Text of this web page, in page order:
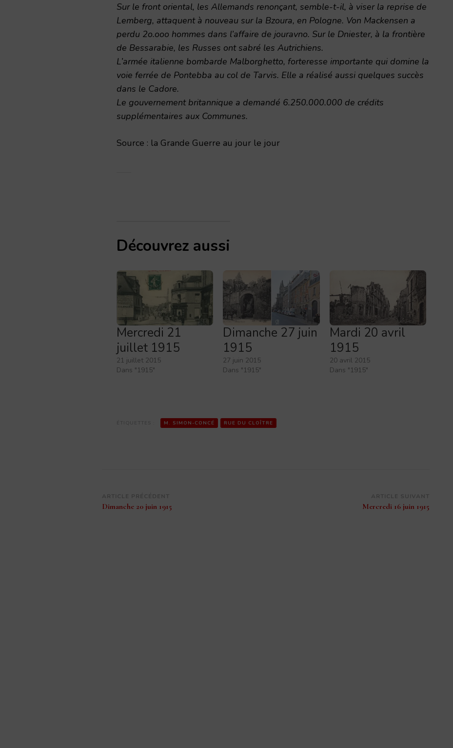
Sur le front oriental, les Allemands renonçant, semble-t-il, à viser la reprise de
Lemberg, attaquent à nouveau sur la Bzoura, en Pologne. Von Mackensen a
perdu 2o.ooo hommes dans l’affaire de jouravno. Sur le Dniester, à la frontière
de Bessarabie, les Russes ont sabré les Autrichiens.
L’armée italienne bombarde Malborghetto, forteresse importante qui domine la
voie ferrée de Pontebba au col de Tarvis. Elle a réalisé aussi quelques succès
dans le Cadore.
Le gouvernement britannique a demandé 6.250.000.000 de crédits
supplémentaires aux Communes.
Source : la Grande Guerre au jour le jour
Découvrez aussi
Mercredi 21
juillet 1915
21 juillet 2015
Dans "1915"
Dimanche 27 juin
1915
27 juin 2015
Dans "1915"
Mardi 20 avril
1915
20 avril 2015
Dans "1915"
M. SIMON-CONCÉ RUE DU CLOÎTRE
Navigation
d’article
Dimanche 20 juin 1915 Mercredi 16 juin 1915